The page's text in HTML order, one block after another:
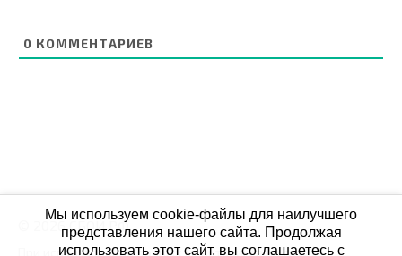
0 КОММЕНТАРИЕВ
© 2026 СБОЙ.РФ
При использовании данных мониторинга на своих
Мы используем cookie-файлы для наилучшего
представления нашего сайта. Продолжая
использовать этот сайт, вы соглашаетесь с